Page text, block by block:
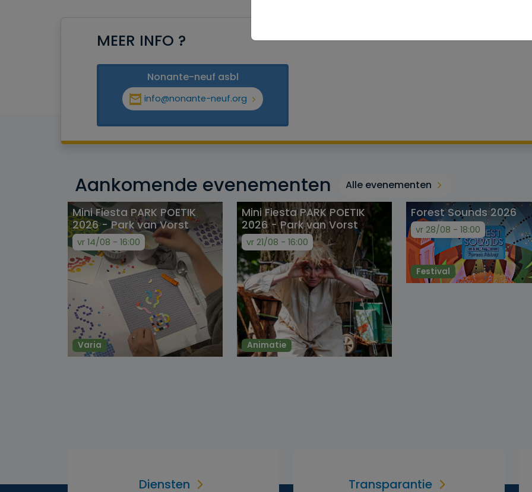
MEER INFO ?
Nonante-neuf asbl
info@nonante-neuf.org
Aankomende evenementen Alle evenementen
Mini Fiesta PARK POETIK
2026 - Park van Vorst
vr 14/08 - 16:00
Varia
Mini Fiesta PARK POETIK
2026 - Park van Vorst
vr 21/08 - 16:00
Animatie
Forest Sounds 2026
vr 28/08 - 18:00
Festival
Diensten Transparantie